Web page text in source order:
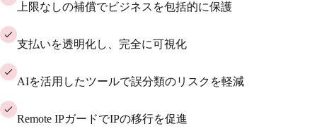
上限なしの補償でビジネスを包括的に保護
支払いを透明化し、完全に可視化
AIを活用したツールで誤分類のリスクを軽減
Remote IPガードでIPの移行を促進